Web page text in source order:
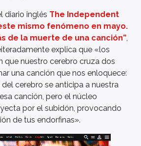
diario inglés The Independent
mismo fenómeno en mayo.
de la muerte de una canción”,
explica que «los
que nuestro cerebro cruza dos
una canción que nos enloquece:
cerebro se anticipa a nuestra
canción, pero el núcleo
por el subidón, provocando
de tus endorfinas».